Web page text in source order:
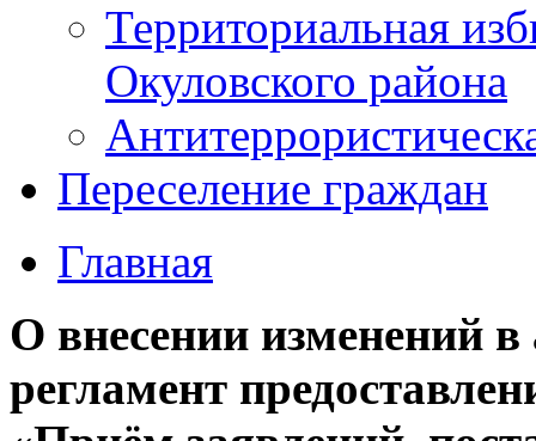
Территориальная
Окуловского района
Переселение граждан
Главная
О внесении изменений
регламент